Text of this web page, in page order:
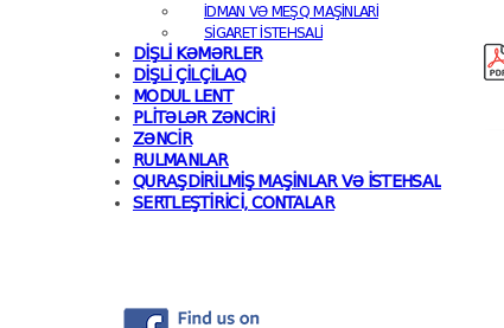
İDMAN VƏ MEŞQ MAŞINLARI
SIGARET ISTEHSALI
DIŞLI KƏMƏRLER
DIŞLI ÇILÇILAQ
MODUL LENT
PLITƏLƏR ZƏNCIRI
ZƏNCIR
RULMANLAR
QURAŞDIRILMIŞ MAŞINLAR VƏ İSTEHSAL XƏTLƏRI
SERTLEŞTIRICI, CONTALAR